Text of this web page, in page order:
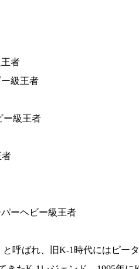
者
級王者
ー級王者
者
ーヘビー級王者
呼ばれ、旧K-1時代にはピ